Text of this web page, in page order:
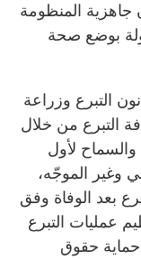
جاهزية المنظومة
بوضع صحة
التبرع وزراعة
التبرع من خلال
للتبرع إلى 18 عاماً، والسماح لأول
وغير الموجّه،
بعد الوفاة وفق
عمليات التبرع
حقوق